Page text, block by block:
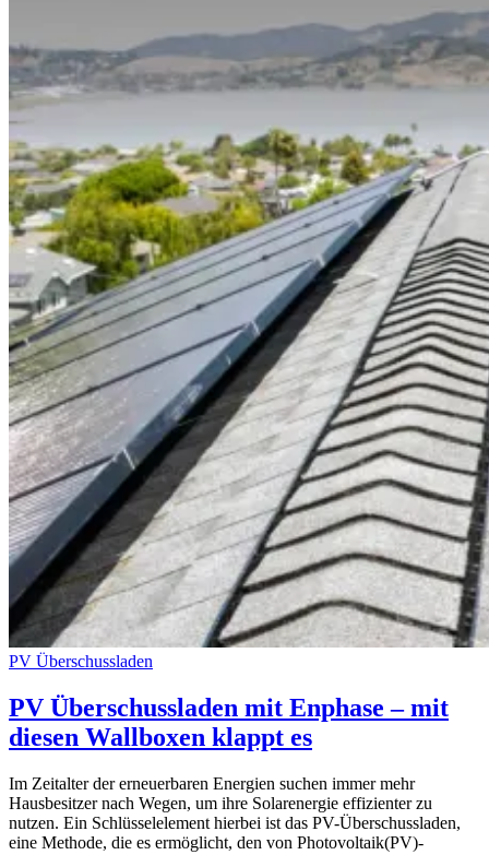
PV Überschussladen
PV Überschussladen mit Enphase – mit
diesen Wallboxen klappt es
Im Zeitalter der erneuerbaren Energien suchen immer mehr
Hausbesitzer nach Wegen, um ihre Solarenergie effizienter zu
nutzen. Ein Schlüsselelement hierbei ist das PV-Überschussladen,
eine Methode, die es ermöglicht, den von Photovoltaik(PV)-